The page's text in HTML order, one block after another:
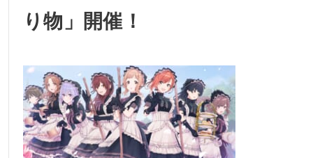
り物」開催！